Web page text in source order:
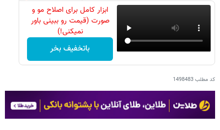
ابزار کامل برای اصلاح مو و
صورت (قیمت رو ببینی باور
نمیکنی!)
باتخفیف بخر
کد مطلب1498483